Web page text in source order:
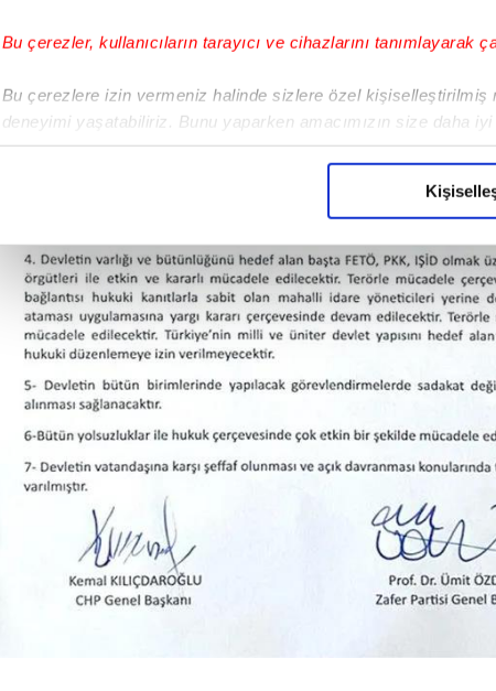
Bu çerezler, kullanıcıların tarayıcı ve cihazlarını tanımlayarak
Bu çerezlere izin vermeniz halinde sizlere özel kişiselleştirilmiş
deneyimi yaşatabiliriz. Bunu yaparken amacımızın size daha
içerikleri sunabilmek adına elimizden gelen çabayı
Sizlere daha iyi bir hizmet sunabilmek için İnternet Sitemizde
çerezler vasıtasıyla çeşitli kişisel verileriniz işlenmekte olup
amacıyla kullanılmaktadır. Diğer çerezler, sitemizin daha
reklam/pazarlama faaliyetlerinin yapılması, amaçlarıyla sınırlı
Çerezlere ilişkin tercihlerinizi aşağıda yer alan panel
butonuna tıklayabilir,Çerez Bilgilendirme Metnimiziziyaret
6698 sayılı Kişisel Verilerin Korunması Kanunu uyarınca
mevzuata uygun olarak kullanılan çerezlerle ilgili bilgi almak için